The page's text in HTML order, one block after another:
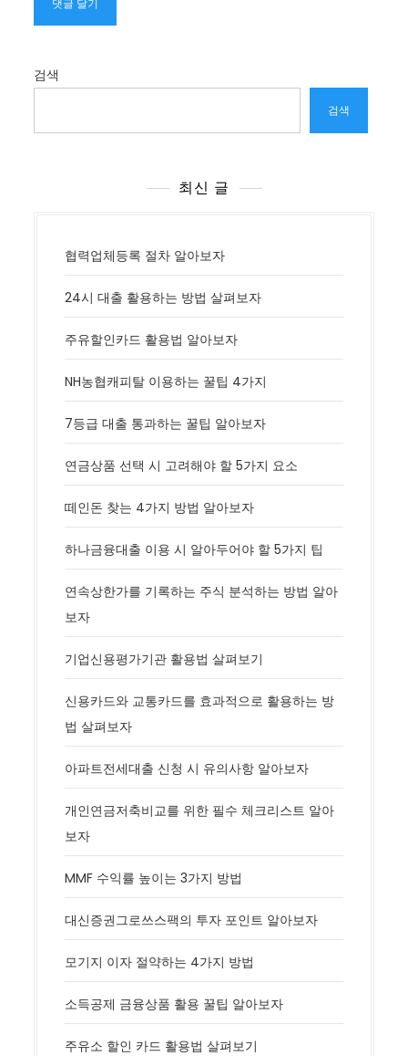
검색
검색
최신 글
협력업체등록 절차 알아보자
24시 대출 활용하는 방법 살펴보자
주유할인카드 활용법 알아보자
NH농협캐피탈 이용하는 꿀팁 4가지
7등급 대출 통과하는 꿀팁 알아보자
연금상품 선택 시 고려해야 할 5가지 요소
떼인돈 찾는 4가지 방법 알아보자
하나금융대출 이용 시 알아두어야 할 5가지 팁
연속상한가를 기록하는 주식 분석하는 방법 알아
보자
기업신용평가기관 활용법 살펴보기
신용카드와 교통카드를 효과적으로 활용하는 방
법 살펴보자
아파트전세대출 신청 시 유의사항 알아보자
개인연금저축비교를 위한 필수 체크리스트 알아
보자
MMF 수익률 높이는 3가지 방법
대신증권그로쓰스팩의 투자 포인트 알아보자
모기지 이자 절약하는 4가지 방법
소득공제 금융상품 활용 꿀팁 알아보자
주유소 할인 카드 활용법 살펴보기